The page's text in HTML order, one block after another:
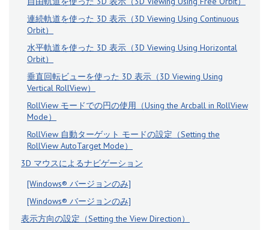
連続軌道を使った 3D 表示（3D Viewing Using Continuous
Orbit）
水平軌道を使った 3D 表示（3D Viewing Using Horizontal
Orbit）
垂直回転ビューを使った 3D 表示（3D Viewing Using
Vertical RollView）
RollView モードでの円の使用（Using the Arcball in RollView
Mode）
RollView 自動ターゲット モードの設定（Setting the
RollView AutoTarget Mode）
3D マウスによるナビゲーション
[Windows® バージョンのみ]
[Windows® バージョンのみ]
表示方向の設定（Setting the View Direction）